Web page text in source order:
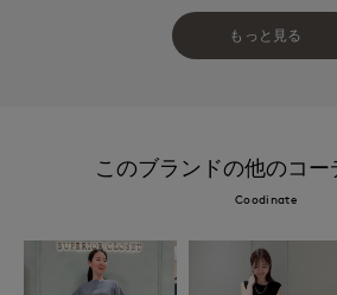
もっと見る
このブランドの他のコー
Coodinate